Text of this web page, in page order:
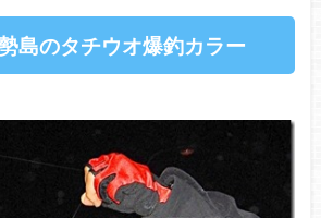
島のタチウオ爆釣カラー